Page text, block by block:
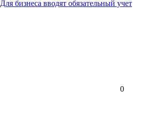
Для бизнеса вводят обязательный учет
0